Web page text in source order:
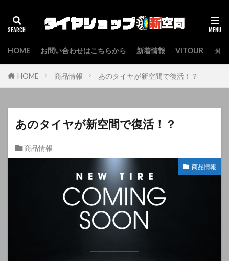
HOME お問い合わせはこちらから 新着情報 VITOUR タ
HOME 商品情報 あのタイヤが新空間で復活！？
あのタイヤが新空間で復活！？
商品情報
商品情報
検索